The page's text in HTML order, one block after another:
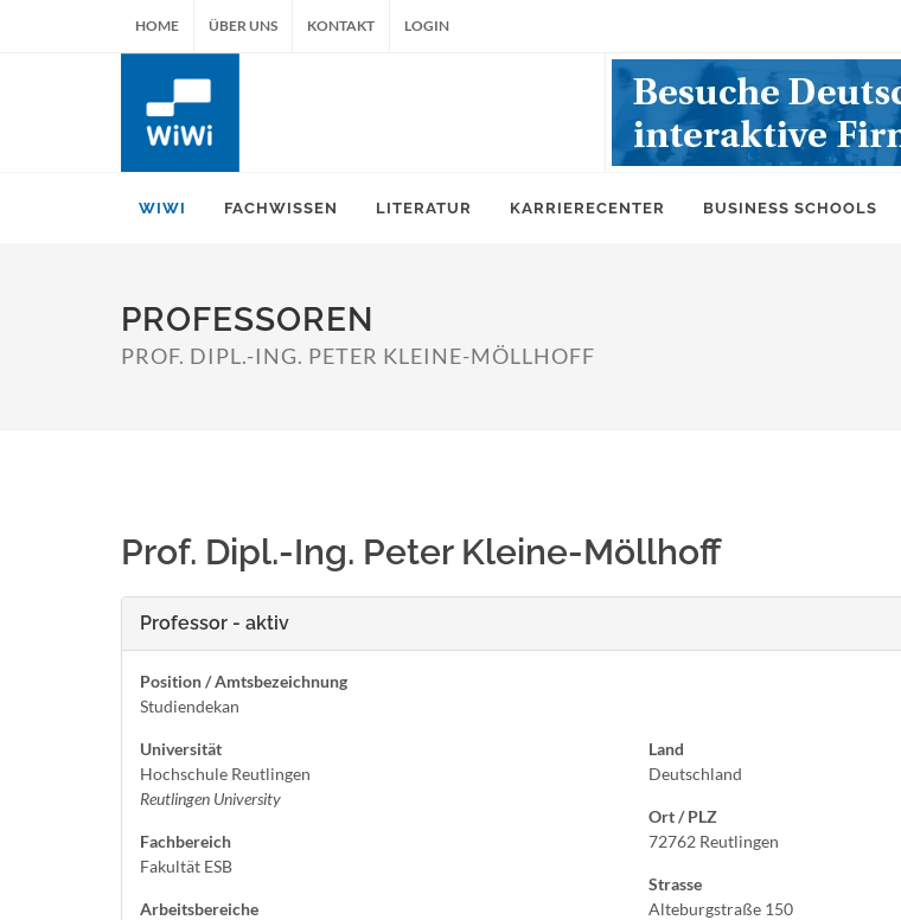
HOME ÜBER UNS KONTAKT LOGIN
WIWI FACHWISSEN LITERATUR KARRIERECENTER BUSINESS SCHOOLS
PROFESSOREN
PROF. DIPL.-ING. PETER KLEINE-MÖLLHOFF
Prof. Dipl.-Ing. Peter Kleine-Möllhoff
Professor - aktiv
Position / Amtsbezeichnung
Studiendekan
Universität
Hochschule Reutlingen
Reutlingen University
Fachbereich
Fakultät ESB
Arbeitsbereiche
Land
Deutschland
Ort / PLZ
72762 Reutlingen
Strasse
Alteburgstraße 150